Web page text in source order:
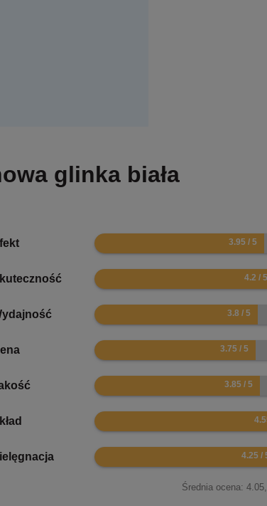
glinka biała
7.9
8.4
7.6
7.5
7.7
9.1
8.5
Średnia ocena: 4.05,